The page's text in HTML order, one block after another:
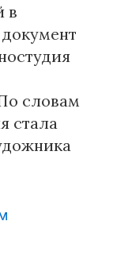
в
словам
стала